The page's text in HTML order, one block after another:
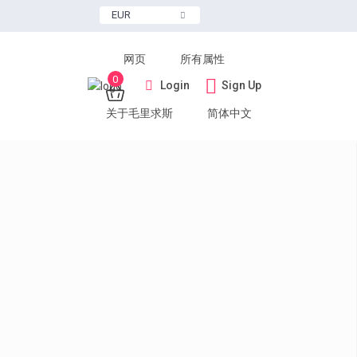
EUR
0 Login Sign Up
网页 所有属性
关于毛里求斯 简体中文